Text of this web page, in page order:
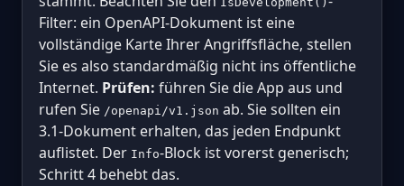
Filter: ein OpenAPI-Dokument ist eine
vollständige Karte Ihrer Angriffsfläche, stellen
Sie es also standardmäßig nicht ins öffentliche
Internet. Prüfen: führen Sie die App aus und
rufen Sie /openapi/v1.json ab. Sie sollten ein
3.1-Dokument erhalten, das jeden Endpunkt
auflistet. Der Info-Block ist vorerst generisch;
Schritt 4 behebt das.